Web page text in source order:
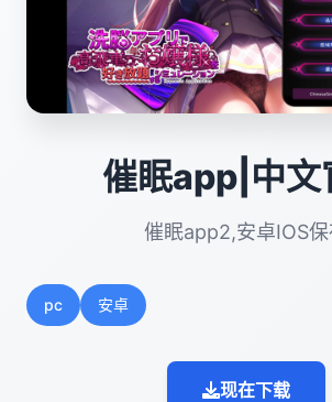
催眠app|中文
催眠app2,安卓IOS
pc 安卓
现在下载